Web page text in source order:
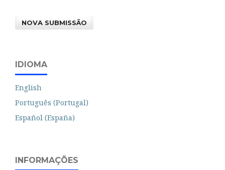
NOVA SUBMISSÃO
IDIOMA
English
Português (Portugal)
Español (España)
INFORMAÇÕES